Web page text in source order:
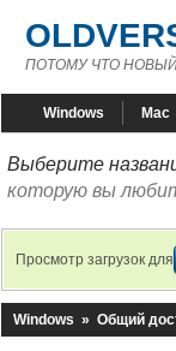
ПОТОМУ ЧТО
Windows Mac
Выберите
которую вы
Просмотр загрузок для
Windows » Общий